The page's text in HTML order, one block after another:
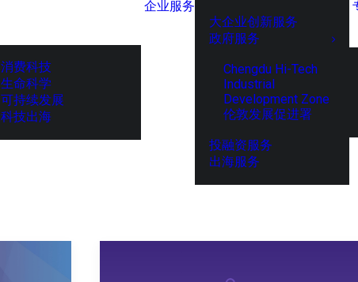
消费科技
生命科学
可持续发展
科技出海
企业服务
大企业创新服务
政府服务
Chengdu Hi-Tech
Industrial
Development Zone
伦敦发展促进署
投融资服务
出海服务